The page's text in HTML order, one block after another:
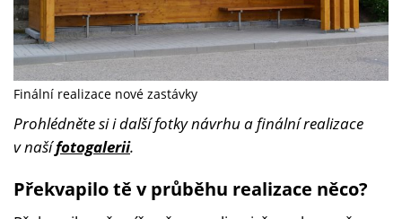
Finální realizace nové zastávky
Prohlédněte si i další fotky návrhu a finální realizace
v našífotogalerii.
Překvapilo tě v průběhu realizace něco?